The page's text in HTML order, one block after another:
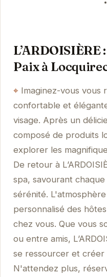
L’ARDOISIÈRE
Paix à
Imaginez-vous vous
confortable et
visage. Après un
composé de produits
explorer les
De retour à
spa, savourant
sérénité.
personnalisé des
chez vous. Que vous
ou entre amis,
se ressourcer et créer
N'attendez plus,